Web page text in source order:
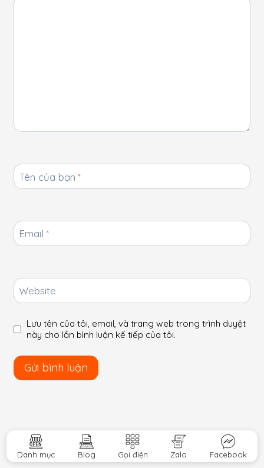
Tên của bạn *
Email *
Website
Lưu tên của tôi, email, và trang web trong trình duyệt
này cho lần bình luận kế tiếp của tôi.
Danh mục Blog Gọi điện Zalo Facebook